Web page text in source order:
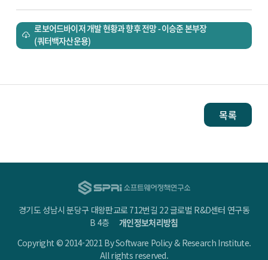
로보어드바이저 개발 현황과 향후 전망 - 이승준 본부장
(쿼터백자산운용)
목록
경기도 성남시 분당구 대왕판교로 712번길 22 글로벌 R&D센터 연구동
B 4층개인정보처리방침
Copyright © 2014-2021 By Software Policy & Research Institute.
All rights reserved.